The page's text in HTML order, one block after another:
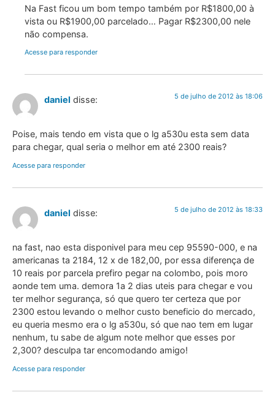
Na Fast ficou um bom tempo também por R$1800,00 à
vista ou R$1900,00 parcelado… Pagar R$2300,00 nele
não compensa.
Acesse para responder
daniel disse: 5 de julho de 2012 às 18:06
Poise, mais tendo em vista que o lg a530u esta sem data
para chegar, qual seria o melhor em até 2300 reais?
Acesse para responder
daniel disse: 5 de julho de 2012 às 18:33
na fast, nao esta disponivel para meu cep 95590-000, e na
americanas ta 2184, 12 x de 182,00, por essa diferença de
10 reais por parcela prefiro pegar na colombo, pois moro
aonde tem uma. demora 1a 2 dias uteis para chegar e vou
ter melhor segurança, só que quero ter certeza que por
2300 estou levando o melhor custo beneficio do mercado,
eu queria mesmo era o lg a530u, só que nao tem em lugar
nenhum, tu sabe de algum note melhor que esses por
2,300? desculpa tar encomodando amigo!
Acesse para responder